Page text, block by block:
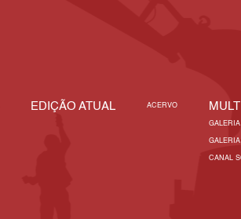
EDIÇÃO ATUAL ACERVO
CANAL